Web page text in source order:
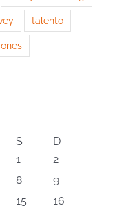
talento
S
D
1
2
8
9
15
16